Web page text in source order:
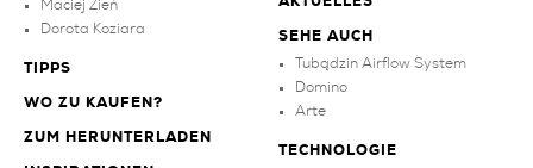
Maciej Zień
Dorota Koziara
TIPPS
WO ZU KAUFEN?
ZUM HERUNTERLADEN
SEHE AUCH
Tubądzin Airflow System
Domino
Arte
TECHNOLOGIE